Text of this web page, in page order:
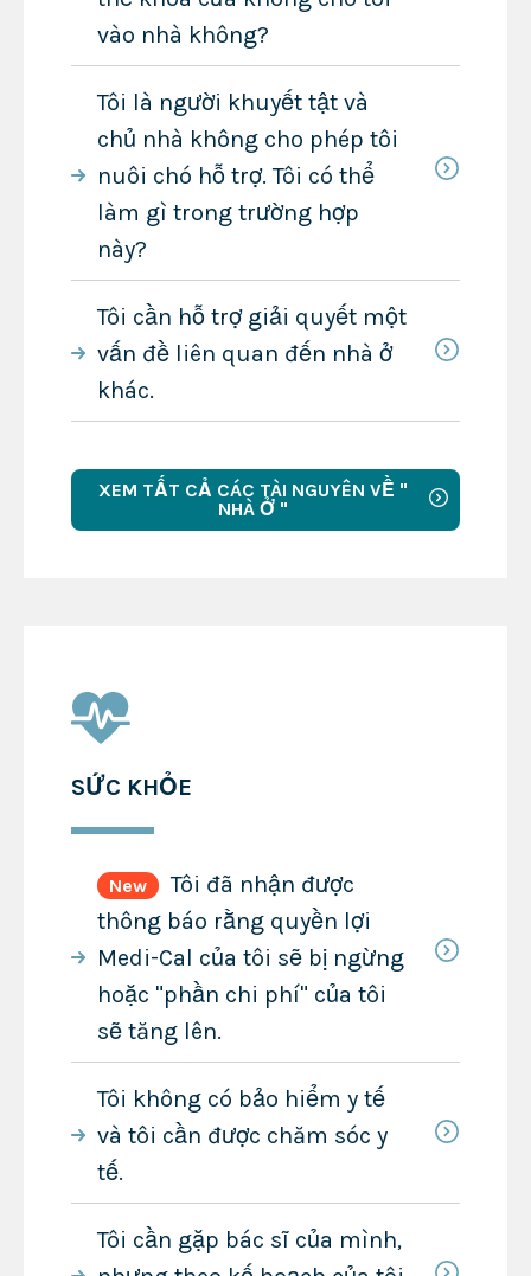
vào nhà không?
Tôi là người khuyết tật và
chủ nhà không cho phép tôi
nuôi chó hỗ trợ. Tôi có thể
làm gì trong trường hợp
này?
Tôi cần hỗ trợ giải quyết một
vấn đề liên quan đến nhà ở
khác.
XEM TẤT CẢ CÁC TÀI NGUYÊN VỀ "
NHÀ Ở "
SỨC KHỎE
New
Tôi đã nhận được
thông báo rằng quyền lợi
Medi-Cal của tôi sẽ bị ngừng
hoặc "phần chi phí" của tôi
sẽ tăng lên.
Tôi không có bảo hiểm y tế
và tôi cần được chăm sóc y
tế.
Tôi cần gặp bác sĩ của mình,